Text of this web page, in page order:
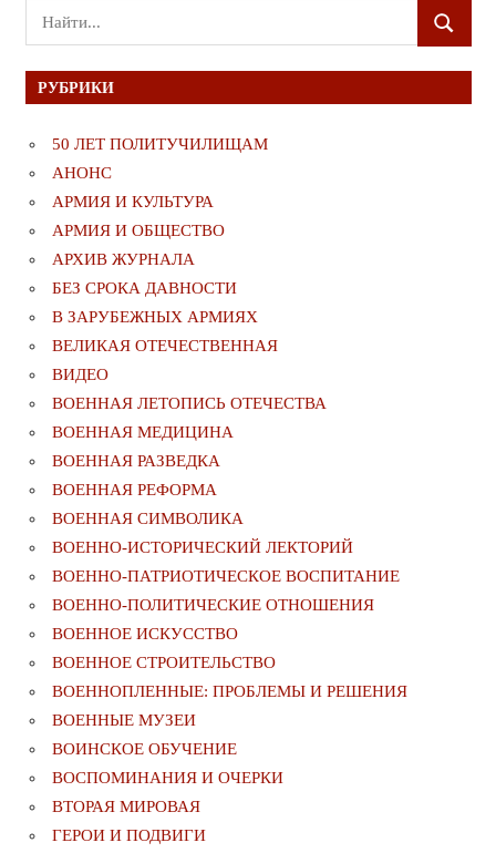
Поиск
для:
ПОИСК
РУБРИКИ
50 ЛЕТ ПОЛИТУЧИЛИЩАМ
АНОНС
АРМИЯ И КУЛЬТУРА
АРМИЯ И ОБЩЕСТВО
АРХИВ ЖУРНАЛА
БЕЗ СРОКА ДАВНОСТИ
В ЗАРУБЕЖНЫХ АРМИЯХ
ВЕЛИКАЯ ОТЕЧЕСТВЕННАЯ
ВИДЕО
ВОЕННАЯ ЛЕТОПИСЬ ОТЕЧЕСТВА
ВОЕННАЯ МЕДИЦИНА
ВОЕННАЯ РАЗВЕДКА
ВОЕННАЯ РЕФОРМА
ВОЕННАЯ СИМВОЛИКА
ВОЕННО-ИСТОРИЧЕСКИЙ ЛЕКТОРИЙ
ВОЕННО-ПАТРИОТИЧЕСКОЕ ВОСПИТАНИЕ
ВОЕННО-ПОЛИТИЧЕСКИE ОТНОШЕНИЯ
ВОЕННОЕ ИСКУССТВО
ВОЕННОЕ СТРОИТЕЛЬСТВО
ВОЕННОПЛЕННЫЕ: ПРОБЛЕМЫ И РЕШЕНИЯ
ВОЕННЫЕ МУЗЕИ
ВОИНСКОЕ ОБУЧЕНИЕ
ВОСПОМИНАНИЯ И ОЧЕРКИ
ВТОРАЯ МИРОВАЯ
ГЕРОИ И ПОДВИГИ